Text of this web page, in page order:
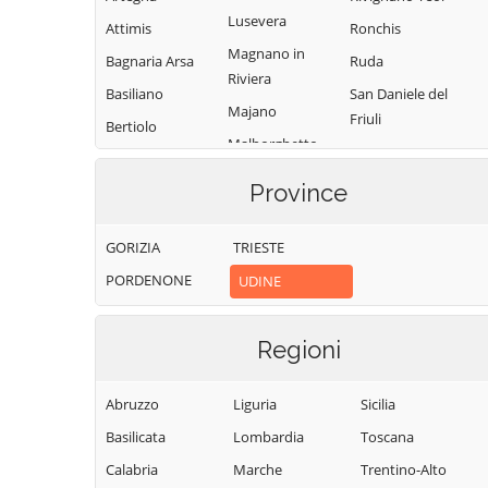
Attimis
Bagnaria Arsa
Basiliano
Bertiolo
Bicinicco
Buttrio
Camino al
Tagliamento
Tapogliano
Carlino
Cassacco
Lusevera
Magnano in
Riviera
Majano
Malborghetto
Manzano
Lagunare
Martignacco
Moggio Udinese
Ronchis
Ruda
San Daniele del
Friuli
San Giorgio di
San Leonardo
San Pietro al
Fagagna
Santa Maria la
Longa
Province
GORIZIA
PORDENONE
TRIESTE
UDINE
Regioni
Abruzzo
Basilicata
Calabria
Liguria
Lombardia
Marche
Sicilia
Toscana
Trentino-Alto